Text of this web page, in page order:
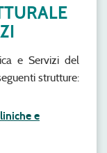
e Servizi del
strutture:
e